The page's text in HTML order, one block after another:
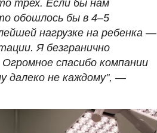
трех. Если бы нам
обошлось бы в 4–5
нагрузке на ребенка —
Я безгранично
спасибо компании
далеко не каждому", —